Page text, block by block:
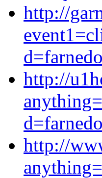
http://
http://
http://